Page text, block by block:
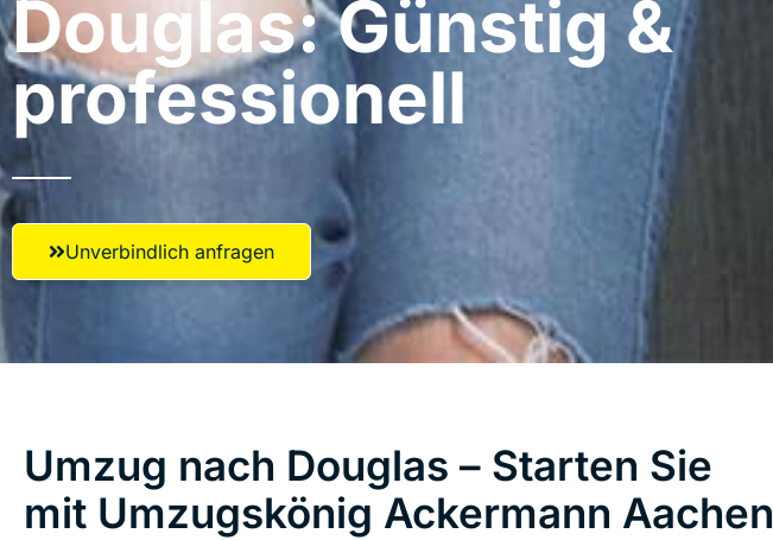
Douglas: Günstig &
professionell​
Unverbindlich anfragen
Umzug nach Douglas – Starten Sie
mit Umzugskönig Ackermann Aachen